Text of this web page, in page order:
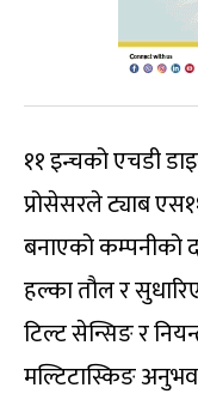
११ इन्चको एचडी
प्रोसेसरले ट्याब
बनाएको कम्पनीको
हल्का तौल र
टिल्ट सेन्सिङ र
मल्टिटास्किङ अनुभव